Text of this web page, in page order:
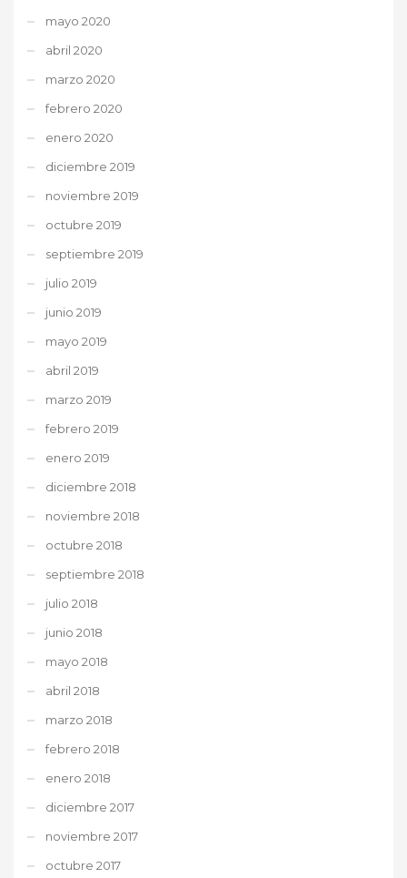
mayo 2020
abril 2020
marzo 2020
febrero 2020
enero 2020
diciembre 2019
noviembre 2019
octubre 2019
septiembre 2019
julio 2019
junio 2019
mayo 2019
abril 2019
marzo 2019
febrero 2019
enero 2019
diciembre 2018
noviembre 2018
octubre 2018
septiembre 2018
julio 2018
junio 2018
mayo 2018
abril 2018
marzo 2018
febrero 2018
enero 2018
diciembre 2017
noviembre 2017
octubre 2017